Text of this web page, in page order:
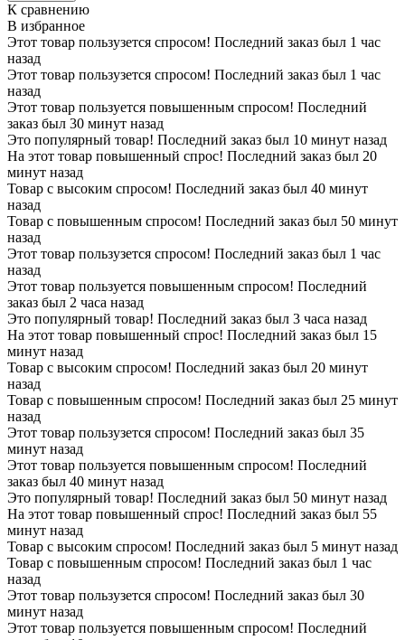
К сравнению
В избранное
Этот товар пользузется спросом! Последний заказ был 1 час
назад
Этот товар пользузется спросом! Последний заказ был 1 час
назад
Этот товар пользуется повышенным спросом! Последний
заказ был 30 минут назад
Это популярный товар! Последний заказ был 10 минут назад
На этот товар повышенный спрос! Последний заказ был 20
минут назад
Товар с высоким спросом! Последний заказ был 40 минут
назад
Товар с повышенным спросом! Последний заказ был 50 минут
назад
Этот товар пользузется спросом! Последний заказ был 1 час
назад
Этот товар пользуется повышенным спросом! Последний
заказ был 2 часа назад
Это популярный товар! Последний заказ был 3 часа назад
На этот товар повышенный спрос! Последний заказ был 15
минут назад
Товар с высоким спросом! Последний заказ был 20 минут
назад
Товар с повышенным спросом! Последний заказ был 25 минут
назад
Этот товар пользузется спросом! Последний заказ был 35
минут назад
Этот товар пользуется повышенным спросом! Последний
заказ был 40 минут назад
Это популярный товар! Последний заказ был 50 минут назад
На этот товар повышенный спрос! Последний заказ был 55
минут назад
Товар с высоким спросом! Последний заказ был 5 минут назад
Товар с повышенным спросом! Последний заказ был 1 час
назад
Этот товар пользузется спросом! Последний заказ был 30
минут назад
Этот товар пользуется повышенным спросом! Последний